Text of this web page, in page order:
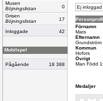
Musen
Böjningslistan
0
Grisen
Böjningslistan
17
Inloggade 42
Mobilspel
Pågående 18 388
Ej inloggad
Förnamn
Mats
Efternamn
Grundström
Kommun
Hofors
Övrigt
Man Född
Medaljer